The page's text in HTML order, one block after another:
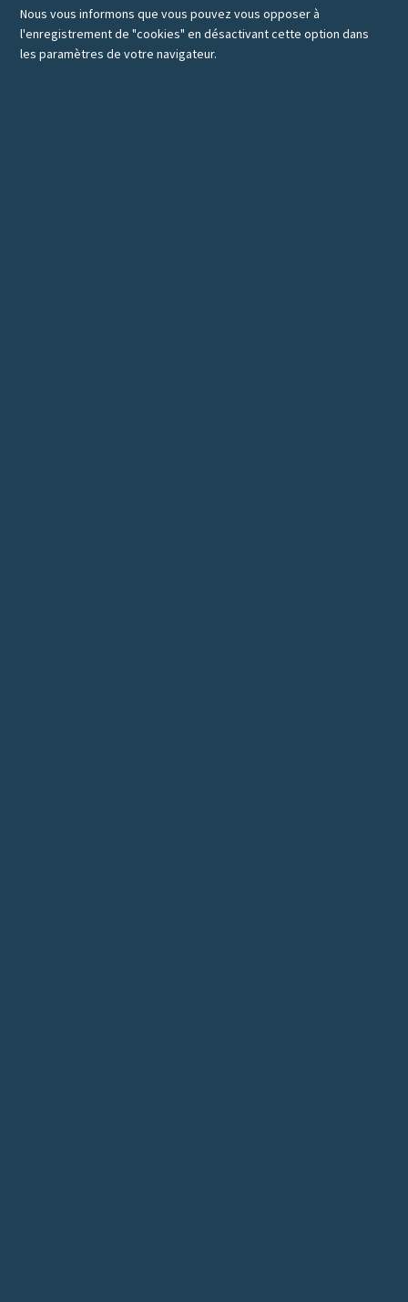
Nous vous informons que vous pouvez vous opposer à
l'enregistrement de "cookies" en désactivant cette option dans
les paramètres de votre navigateur.